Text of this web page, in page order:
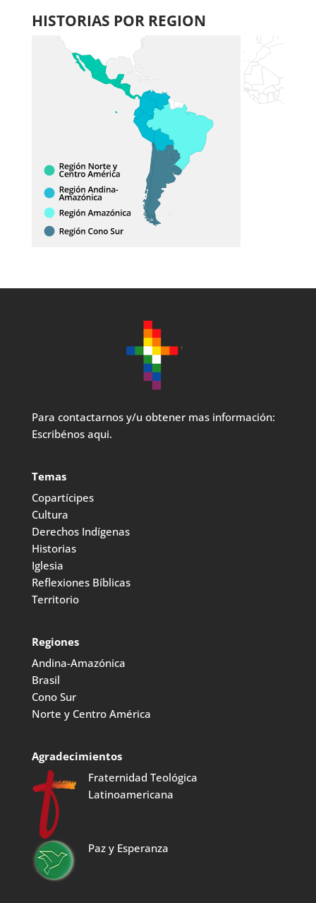
HISTORIAS POR REGION
Para contactarnos y/u obtener mas información:
Escribénos aqui.
Temas
Copartícipes
Cultura
Derechos Indígenas
Historias
Iglesia
Reflexiones Bíblicas
Territorio
Regiones
Andina-Amazónica
Brasil
Cono Sur
Norte y Centro América
Agradecimientos
Fraternidad Teológica
Latinoamericana
Paz y Esperanza